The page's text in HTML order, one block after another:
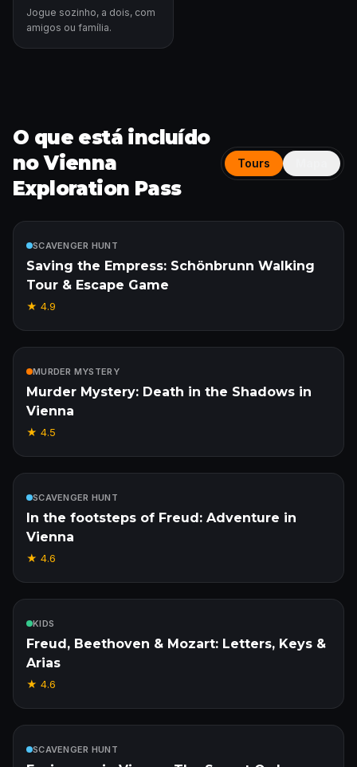
Jogue sozinho, a dois, com
amigos ou família.
O que está incluído
no Vienna
Exploration Pass
Tours
SCAVENGER HUNT
Saving the Empress: Schönbrunn Walking
Tour & Escape Game
★ 4.9
MURDER MYSTERY
Murder Mystery: Death in the Shadows in
Vienna
★ 4.5
SCAVENGER HUNT
In the footsteps of Freud: Adventure in
Vienna
★ 4.6
KIDS
Freud, Beethoven & Mozart: Letters, Keys &
Arias
★ 4.6
SCAVENGER HUNT